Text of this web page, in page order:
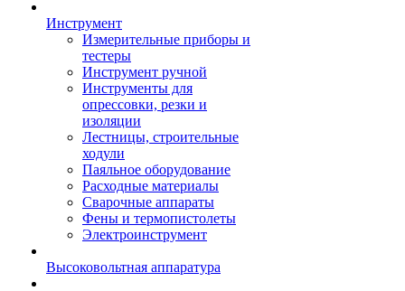
Инструмент
Измерительные приборы и
тестеры
Инструмент ручной
Инструменты для
опрессовки, резки и
изоляции
Лестницы, строительные
ходули
Паяльное оборудование
Расходные материалы
Сварочные аппараты
Фены и термопистолеты
Электроинструмент
Высоковольтная аппаратура